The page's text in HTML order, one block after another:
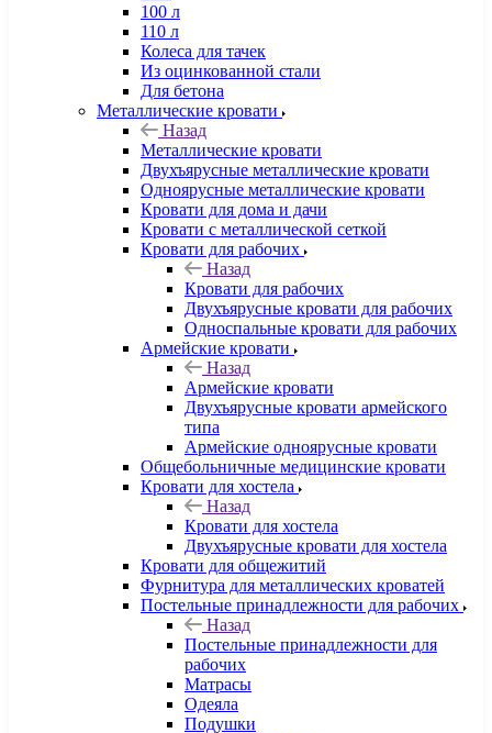
100 л
110 л
Колеса для тачек
Из оцинкованной стали
Для бетона
Металлические кровати
Назад
Металлические кровати
Двухъярусные металлические кровати
Одноярусные металлические кровати
Кровати для дома и дачи
Кровати с металлической сеткой
Кровати для рабочих
Назад
Кровати для рабочих
Двухъярусные кровати для рабочих
Односпальные кровати для рабочих
Армейские кровати
Назад
Армейские кровати
Двухъярусные кровати армейского
типа
Армейские одноярусные кровати
Общебольничные медицинские кровати
Кровати для хостела
Назад
Кровати для хостела
Двухъярусные кровати для хостела
Кровати для общежитий
Фурнитура для металлических кроватей
Постельные принадлежности для рабочих
Назад
Постельные принадлежности для
рабочих
Матрасы
Одеяла
Подушки